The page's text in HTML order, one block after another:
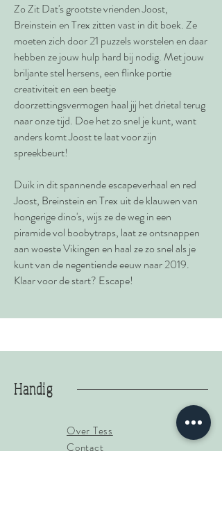
Zo Zit Dat's grootste vrienden Joost,
Breinstein en Trex zitten vast in dit boek. Ze
moeten zich door 21 puzzels worstelen en daar
hebben ze jouw hulp hard bij nodig. Met jouw
briljante stel hersens, een flinke portie
creativiteit en een beetje
doorzettingsvermogen haal jij het drietal terug
naar onze tijd. Doe het zo snel je kunt, want
anders komt Joost te laat voor zijn
spreekbeurt!
Duik in dit spannende escapeverhaal en red
Joost, Breinstein en Trex uit de klauwen van
hongerige dino's, wijs ze de weg in een
piramide vol boobytraps, laat ze ontsnappen
aan woeste Vikingen en haal ze zo snel als je
kunt van de negentiende eeuw naar 2019.
Klaar voor de start? Escape!
Handig
Over Tess
Contact